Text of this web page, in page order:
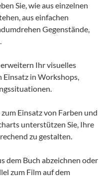
Sie, wie aus einzelnen
aus einfachen
Gegenstände,
Ihr visuelles
in Workshops,
Einsatz von Farben und
unterstützen Sie, Ihre
zu gestalten.
dem Buch abzeichnen oder
zum Film auf dem